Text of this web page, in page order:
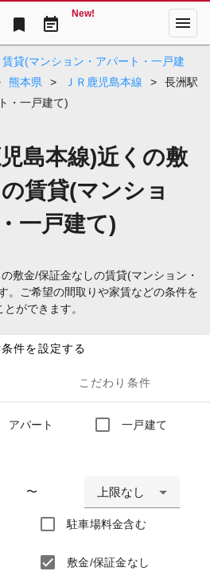
bookmark event_note
New! menu
賃貸(マンション・アパート・一戸建
熊本県 > ＪＲ鹿児島本線 >
長洲駅
・一戸建て)
島本線)近くの敷
賃貸(マンショ
一戸建て)
敷金/保証金なしの賃貸(マンション・
。ご希望の間取りや家賃などの条件を
ができます。
件を設定する
こだわり条件
アパート 一戸建て
〜 上限なし
駐車場料金含む
敷金/保証金なし